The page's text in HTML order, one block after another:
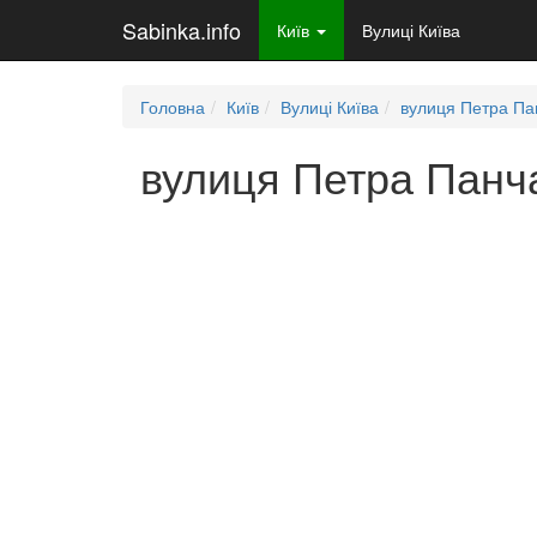
Sabinka.info Київ Вулиці Київа
Головна Київ Вулиці Київа вулиця Петра
вулиця Петра